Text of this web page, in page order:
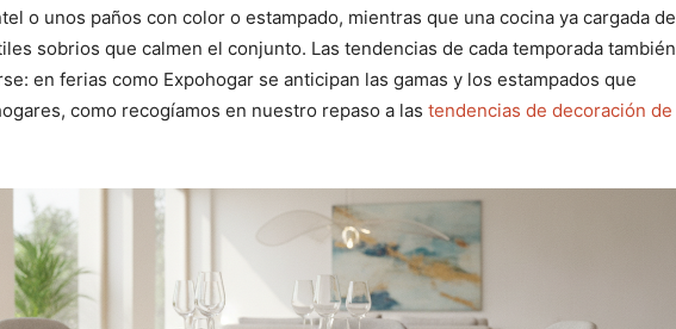
o unos paños con color o estampado, mientras que una cocina ya cargada de
sobrios que calmen el conjunto. Las tendencias de cada temporada también
en ferias como Expohogar se anticipan las gamas y los estampados que
como recogíamos en nuestro repaso a las tendencias de decoración de